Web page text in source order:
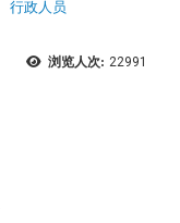
行政人员
浏览人次: 22991